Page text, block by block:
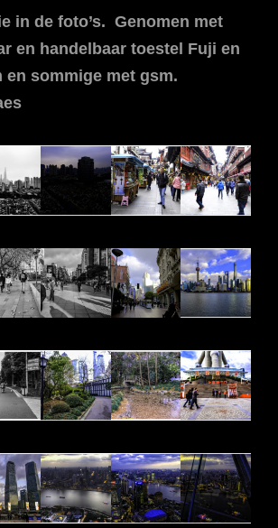
in de foto’s. Genomen met
en handelbaar toestel Fuji en
en sommige met gsm.